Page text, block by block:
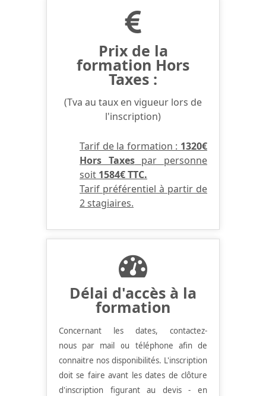
Prix de la
formation Hors
Taxes :
(Tva au taux en vigueur lors de
l'inscription)
Tarif de la formation : 1320€
Hors Taxespar personne
soit 1584€ TTC.
Tarif préférentiel à partir de
2 stagiaires.
Délai d'accès à la
formation
Concernant les dates, contactez-
nous par mail ou téléphone afin de
connaitre nos disponibilités. L'inscription
doit se faire avant les dates de clôture
d'inscription figurant au devis - en